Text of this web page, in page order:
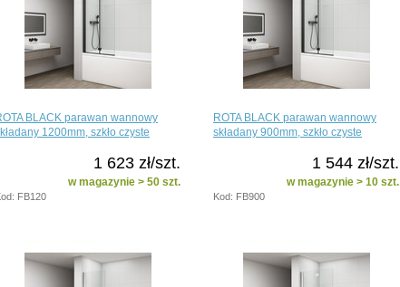
BLACK parawan wannowy
1200mm, szkło czyste
1 623 zł/szt.
w magazynie > 50 szt.
FB120
ROTA BLACK parawan wannowy
składany 900mm, szkło czyste
1 544 zł/szt.
w magazynie > 10 szt.
Kod: FB900